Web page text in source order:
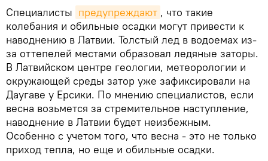
Специалисты предупреждают , что такие
колебания и обильные осадки могут привести к
наводнению в Латвии. Толстый лед в водоемах из-
за оттепелей местами образовал ледяные заторы.
В Латвийском центре геологии, метеорологии и
окружающей среды затор уже зафиксировали на
Даугаве у Ерсики. По мнению специалистов, если
весна возьмется за стремительное наступление,
наводнение в Латвии будет неизбежным.
Особенно с учетом того, что весна - это не только
приход тепла, но еще и обильные осадки.